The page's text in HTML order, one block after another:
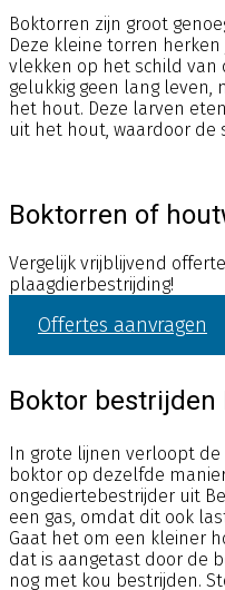
Boktorren zijn groot
Deze kleine torren
vlekken op het schild van
gelukkig geen lang leven,
het hout. Deze larven
uit het hout, waardoor de
Boktorren of
Vergelijk vrijblijvend
plaagdierbestrijding!
Offertes aanvragen
Boktor
In grote lijnen verloopt
boktor op dezelfde
ongediertebestrijder uit
een gas, omdat dit ook
Gaat het om een kleiner
dat is aangetast door de
nog met kou bestrijden.